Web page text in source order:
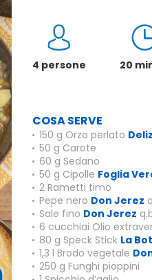
4 persone 20
COSA SERVE
150 g Orzo perlato
50 g Carote
60 g Sedano
50 g Cipolle Foglia
2 Rametti timo
Pepe nero Don Jerez
Sale fino Don Jerez
6 cucchiai Olio
80 g Speck Stick La
1,3 l Brodo vegetale
250 g Funghi pioppini